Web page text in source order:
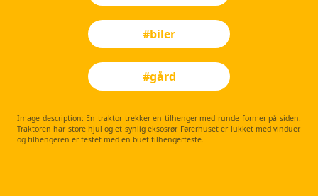
#biler
#gård
Image description: En traktor trekker en tilhenger med runde former på siden.
Traktoren har store hjul og et synlig eksosrør. Førerhuset er lukket med vinduer,
og tilhengeren er festet med en buet tilhengerfeste.